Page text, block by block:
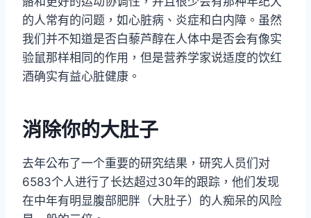
的人常有的问题，如心脏病、炎症和白内障。虽然
我们并不知道是否白藜芦醇在人体中是否会有像实
验鼠那样相同的作用，但是营养学家说适度的饮红
酒确实有益心脏健康。
消除你的大肚子
去年公布了一个重要的研究结果，研究人员们对
6583个人进行了长达超过30年的跟踪，他们发现
在中年有明显腹部肥胖（大肚子）的人痴呆的风险